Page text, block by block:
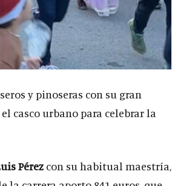
y pinoseras con su gran
casco urbano para celebrar la
Pérez con su habitual maestría,